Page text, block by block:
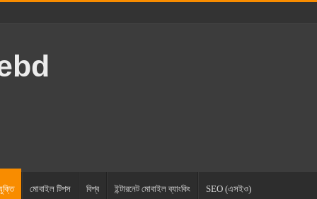
মোবাইল টিপস বিশ্ব ইন্টারনেট মোবাইল ব্যাংকিং SEO (এসইও)